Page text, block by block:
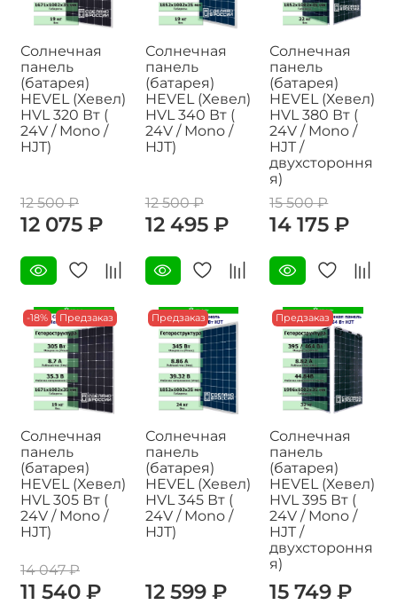
Солнечная
панель
(батарея)
HEVEL (Хевел)
HVL 320 Вт (
24V / Mono /
HJT)
12 500 ₽
12 075 ₽
Солнечная
панель
(батарея)
HEVEL (Хевел)
HVL 340 Вт (
24V / Mono /
HJT)
12 500 ₽
12 495 ₽
Солнечная
панель
(батарея)
HEVEL (Хевел)
HVL 380 Вт (
24V / Mono /
HJT /
двухстороння
я)
15 500 ₽
14 175 ₽
-18% Предзаказ
Солнечная
панель
(батарея)
HEVEL (Хевел)
HVL 305 Вт (
24V / Mono /
HJT)
14 047 ₽
11 540 ₽
Предзаказ
Солнечная
панель
(батарея)
HEVEL (Хевел)
HVL 345 Вт (
24V / Mono /
HJT)
12 599 ₽
Предзаказ
Солнечная
панель
(батарея)
HEVEL (Хевел)
HVL 395 Вт (
24V / Mono /
HJT /
двухстороння
я)
15 749 ₽